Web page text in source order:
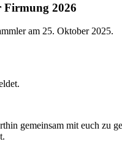
Firmung 2026
am 25. Oktober 2025.
gemeinsam mit euch zu